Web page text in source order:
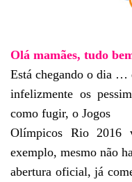
Olá mamães, tudo
Está chegando o dia …
infelizmente os
como fugir, o Jogos
Olímpicos Rio 2016
exemplo, mesmo não
abertura oficial, já